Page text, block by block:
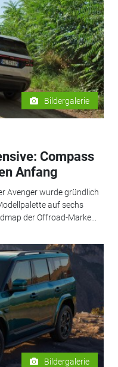
Bildergalerie
Compass
Anfang
Avenger wurde gründlich
auf sechs
der Offroad-Marke...
Bildergalerie